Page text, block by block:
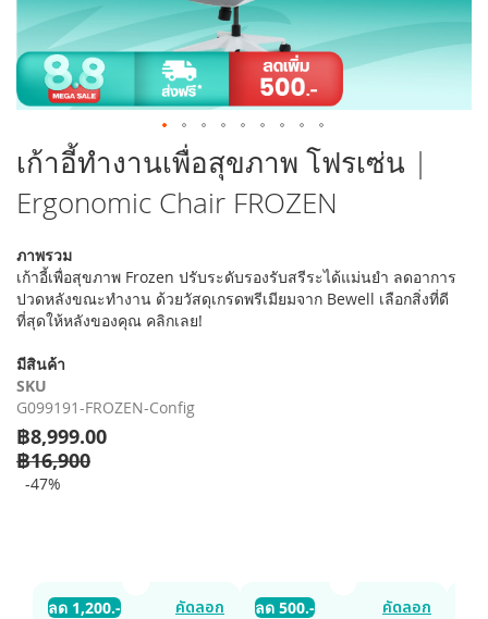
ข้าม
ไป
ที่
ส่วน
ต้น
ของ
แกล
เลอ
รูปภาพ
เก้าอี้ทำงานเพื่อสุขภาพ โฟรเซ่น |
Ergonomic Chair FROZEN
ภาพรวม
เก้าอี้เพื่อสุขภาพ Frozen ปรับระดับรองรับสรีระได้แม่นยำ ลดอาการ
ปวดหลังขณะทำงาน ด้วยวัสดุเกรดพรีเมียมจาก Bewell เลือกสิ่งที่ดี
ที่สุดให้หลังของคุณ คลิกเลย!
มีสินค้า
SKU
G099191-FROZEN-Config
฿8,999.00
฿16,900
-47%
ลด 1,200.- คัดลอก ลด 500.- คัดลอก